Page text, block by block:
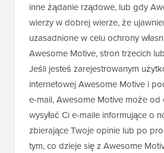
inne żądanie rządowe, lub gdy
wierzy w dobrej wierze, że
uzasadnione w celu ochrony
Awesome Motive, stron trzecich
Jeśli jesteś zarejestrowanym
internetowej Awesome Motive i
e-mail, Awesome Motive może od
wysyłać Ci e-maile informujące o
zbierające Twoje opinie lub po
tym, co dzieje się z Awesome